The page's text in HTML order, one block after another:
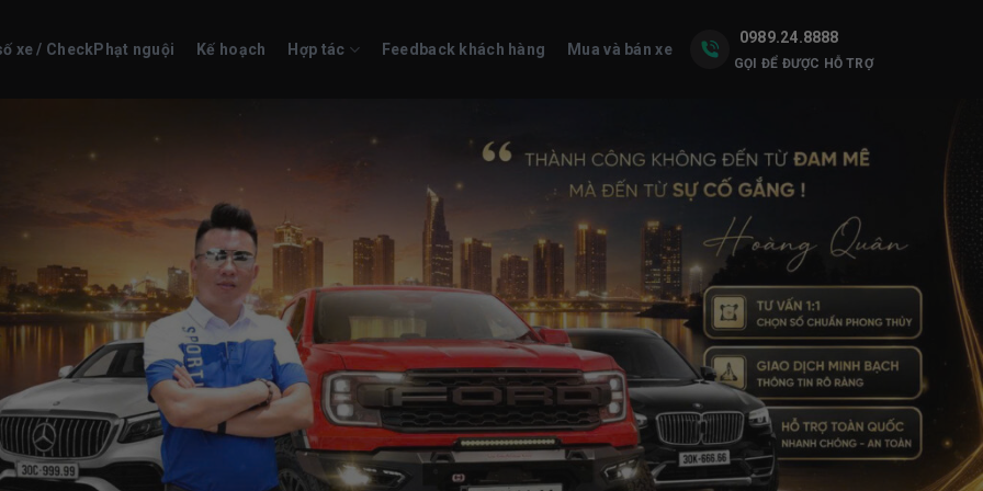
xe / CheckPhạt nguội Kế hoạch Hợp tác Feedback khách hàng Mua và bán xe
0989.24.8888
GỌI ĐỂ ĐƯỢC HỖ TRỢ